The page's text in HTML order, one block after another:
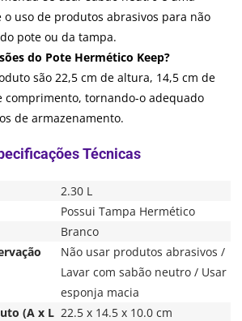
o uso de produtos abrasivos para não
pote ou da tampa.
do Pote Hermético Keep?
são 22,5 cm de altura, 14,5 cm de
comprimento, tornando-o adequado
de armazenamento.
2.30 L
Possui Tampa Hermético
Branco
Não usar produtos abrasivos /
Lavar com sabão neutro / Usar
esponja macia
(A x L 22.5 x 14.5 x 10.0 cm